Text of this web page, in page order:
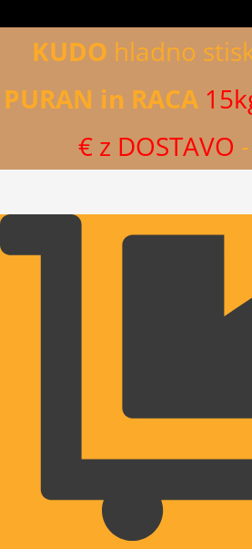
KUDO hladno
PURAN in RACA
€ z DOSTAVO -